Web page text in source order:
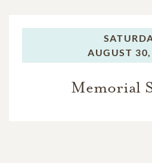
AUGUST
Memorial